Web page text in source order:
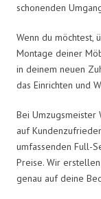
schonenden
Wenn du möchtest,
Montage deiner
in deinem neuen
das Einrichten und
Bei
auf
umfassenden Full-
Preise. Wir
genau auf deine